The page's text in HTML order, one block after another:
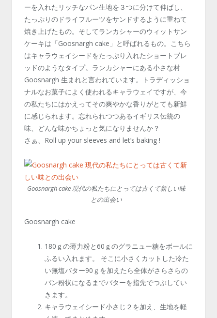
ーを入れたリッチなパン生地を３つに分けて伸ばし、
たっぷりのドライフルーツをサンドするように重ねて
焼き上げたもの。そしてランカシャーのウィットサン
ケーキは「Goosnargh cake」と呼ばれるもの。こちら
はキャラウェイシードをたっぷり入れたショートブレ
ッドのようなタイプ。ランカシャーにある小さな村
Goosnargh 生まれと言われています。トラディッショ
ナルなお菓子によく使われるキャラウェイですが、今
の私たちにはかえってその爽やかな香りがとても新鮮
に感じられます。忘れられつつあるイギリス伝統の
味、どんな味かちょっと気になりませんか？
さぁ、Roll up your sleeves and let’s baking !
Goosnargh cake 現代の私たちにとっては古くて新しい味
との出会い
Goosnargh cake
180ｇの薄力粉と60ｇのグラニュー糖をボールに
ふるい入れます。 そこに小さくカットした冷た
い無塩バター90ｇを加えたら全体がさらさらの
パン粉状になるまでバターを指先でつぶしてい
きます。
キャラウェイシード小さじ２を加え、生地を軽